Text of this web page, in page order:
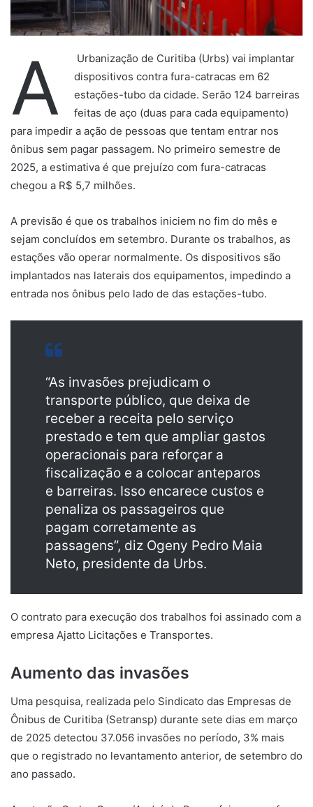
A
Urbanização de Curitiba (Urbs) vai implantar
dispositivos contra fura-catracas em 62
estações-tubo da cidade. Serão 124 barreiras
feitas de aço (duas para cada equipamento)
para impedir a ação de pessoas que tentam entrar nos
ônibus sem pagar passagem. No primeiro semestre de
2025, a estimativa é que prejuízo com fura-catracas
chegou a R$ 5,7 milhões.
A previsão é que os trabalhos iniciem no fim do mês e
sejam concluídos em setembro. Durante os trabalhos, as
estações vão operar normalmente. Os dispositivos são
implantados nas laterais dos equipamentos, impedindo a
entrada nos ônibus pelo lado de das estações-tubo.
“As invasões prejudicam o
transporte público, que deixa de
receber a receita pelo serviço
prestado e tem que ampliar gastos
operacionais para reforçar a
fiscalização e a colocar anteparos
e barreiras. Isso encarece custos e
penaliza os passageiros que
pagam corretamente as
passagens”, diz Ogeny Pedro Maia
Neto, presidente da Urbs.
O contrato para execução dos trabalhos foi assinado com a
empresa Ajatto Licitações e Transportes.
Aumento das invasões
Uma pesquisa, realizada pelo Sindicato das Empresas de
Ônibus de Curitiba (Setransp) durante sete dias em março
de 2025 detectou 37.056 invasões no período, 3% mais
que o registrado no levantamento anterior, de setembro do
ano passado.